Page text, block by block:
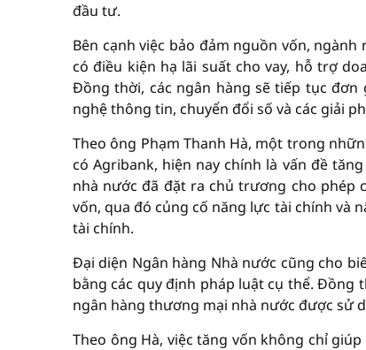
đầu tư.
Bên cạnh việc bảo đảm nguồn vốn,
có điều kiện hạ lãi suất cho vay, hỗ trợ
Đồng thời, các ngân hàng sẽ tiếp tục
nghệ thông tin, chuyển đổi số và các giải
Theo ông Phạm Thanh Hà, một trong
có Agribank, hiện nay chính là vấn đề
nhà nước đã đặt ra chủ trương cho phép
vốn, qua đó củng cố năng lực tài chính và
tài chính.
Đại diện Ngân hàng Nhà nước cũng cho
bằng các quy định pháp luật cụ thể. Đồng
ngân hàng thương mại nhà nước được sử
Theo ông Hà, việc tăng vốn không chỉ